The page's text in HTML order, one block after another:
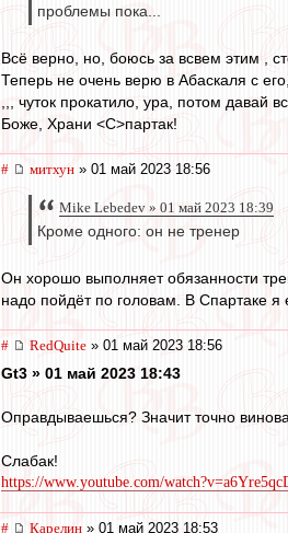
проблемы пока...
Всё верно, но, боюсь за всвем этим ,
Теперь не очень верю в Абаскаля с
,,, чуток прокатило, ура, потом давай
Боже, Храни <C>партак!
# митхун » 01 май 2023 18:56
Mike Lebedev » 01 май 2023 18:39
Кроме одного: он не тренер
Он хорошо выполняет обязанности
надо пойдёт по головам. В Спартаке
# RedQuite » 01 май 2023 18:56
Gt3 » 01 май 2023 18:43
Оправдываешься? Значит точно
Слабак!
https://www.youtube.com/
# Карелин » 01 май 2023 18:53